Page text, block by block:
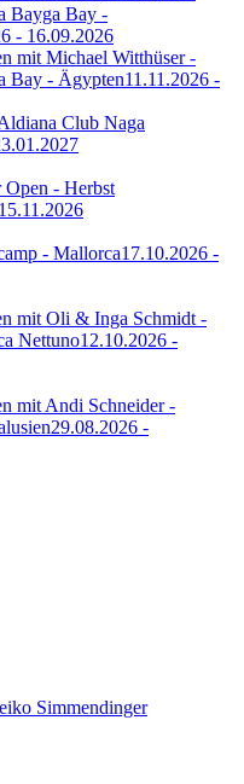
Bayga Bay -
- 16.09.2026
mit Michael Witthüser -
Bay - Ägypten11.11.2026 -
Club Naga
- Herbst
- Mallorca17.10.2026 -
mit Oli & Inga Schmidt -
Nettuno12.10.2026 -
mit Andi Schneider -
29.08.2026 -
Simmendinger